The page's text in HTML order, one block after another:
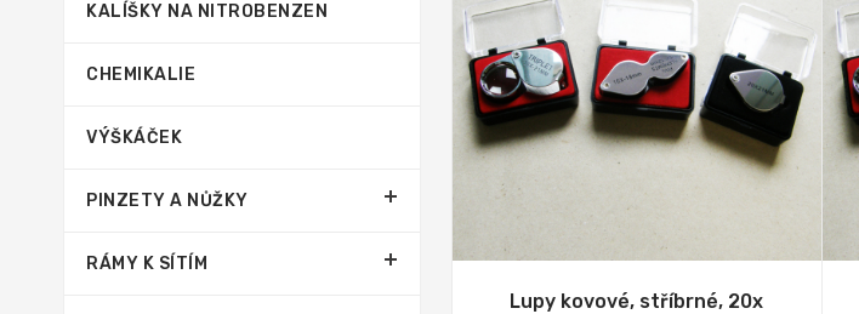
Lupy kovové, stříbrné, 20x
KALÍŠKY NA NITROBENZEN
CHEMIKALIE
VÝŠKÁČEK
PINZETY A NŮŽKY
RÁMY K SÍTÍM